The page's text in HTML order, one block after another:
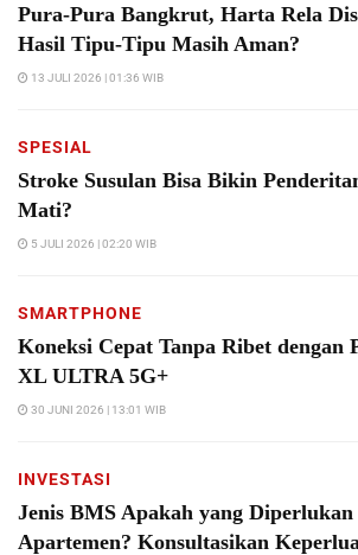
Pura-Pura Bangkrut, Harta Rela
Hasil Tipu-Tipu Masih Aman?
13 JULI 2026 | 01:36 WIB
SPESIAL
Stroke Susulan Bisa Bikin
Mati?
5 JULI 2026 | 02:20 WIB
SMARTPHONE
Koneksi Cepat Tanpa Ribet dengan
XL ULTRA 5G+
30 JUNI 2026 | 13:01 WIB
INVESTASI
Jenis BMS Apakah yang
Apartemen? Konsultasikan